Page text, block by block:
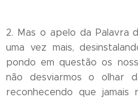
2. Mas o apelo da Palavra
uma vez mais,
pondo em questão os
não desviarmos o olhar
reconhecendo que jamais